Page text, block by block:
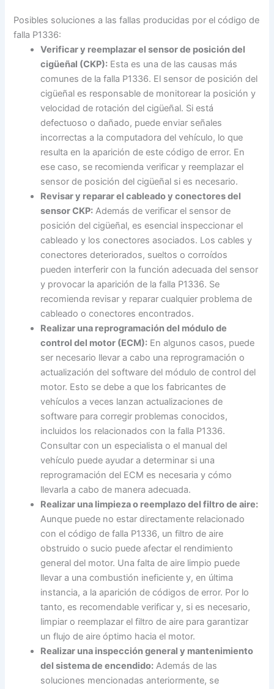
Posibles soluciones a las fallas producidas por el código de
falla P1336:
Verificar y reemplazar el sensor de posición del
cigüeñal (CKP): Esta es una de las causas más
comunes de la falla P1336. El sensor de posición del
cigüeñal es responsable de monitorear la posición y
velocidad de rotación del cigüeñal. Si está
defectuoso o dañado, puede enviar señales
incorrectas a la computadora del vehículo, lo que
resulta en la aparición de este código de error. En
ese caso, se recomienda verificar y reemplazar el
sensor de posición del cigüeñal si es necesario.
Revisar y reparar el cableado y conectores del
sensor CKP: Además de verificar el sensor de
posición del cigüeñal, es esencial inspeccionar el
cableado y los conectores asociados. Los cables y
conectores deteriorados, sueltos o corroídos
pueden interferir con la función adecuada del sensor
y provocar la aparición de la falla P1336. Se
recomienda revisar y reparar cualquier problema de
cableado o conectores encontrados.
Realizar una reprogramación del módulo de
control del motor (ECM): En algunos casos, puede
ser necesario llevar a cabo una reprogramación o
actualización del software del módulo de control del
motor. Esto se debe a que los fabricantes de
vehículos a veces lanzan actualizaciones de
software para corregir problemas conocidos,
incluidos los relacionados con la falla P1336.
Consultar con un especialista o el manual del
vehículo puede ayudar a determinar si una
reprogramación del ECM es necesaria y cómo
llevarla a cabo de manera adecuada.
Realizar una limpieza o reemplazo del filtro de aire:
Aunque puede no estar directamente relacionado
con el código de falla P1336, un filtro de aire
obstruido o sucio puede afectar el rendimiento
general del motor. Una falta de aire limpio puede
llevar a una combustión ineficiente y, en última
instancia, a la aparición de códigos de error. Por lo
tanto, es recomendable verificar y, si es necesario,
limpiar o reemplazar el filtro de aire para garantizar
un flujo de aire óptimo hacia el motor.
Realizar una inspección general y mantenimiento
del sistema de encendido: Además de las
soluciones mencionadas anteriormente, se